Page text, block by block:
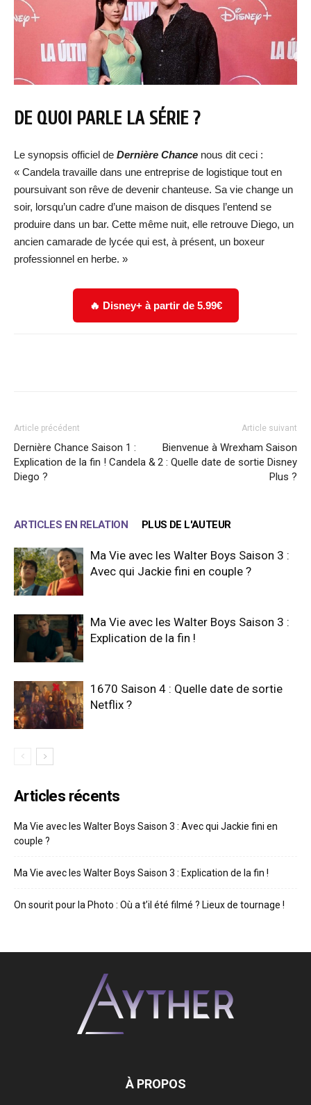
DE QUOI PARLE LA SÉRIE ?
Le synopsis officiel de Dernière Chance nous dit ceci :
« Candela travaille dans une entreprise de logistique tout en
poursuivant son rêve de devenir chanteuse. Sa vie change un
soir, lorsqu’un cadre d’une maison de disques l’entend se
produire dans un bar. Cette même nuit, elle retrouve Diego, un
ancien camarade de lycée qui est, à présent, un boxeur
professionnel en herbe. »
🔥 Disney+ à partir de 5.99€
Article précédent
Dernière Chance Saison 1 :
Explication de la fin ! Candela &
Diego ?
Article suivant
Bienvenue à Wrexham Saison
2 : Quelle date de sortie Disney
Plus ?
ARTICLES EN RELATION PLUS DE L'AUTEUR
Ma Vie avec les Walter Boys Saison 3 :
Avec qui Jackie fini en couple ?
Ma Vie avec les Walter Boys Saison 3 :
Explication de la fin !
1670 Saison 4 : Quelle date de sortie
Netflix ?
Articles récents
Ma Vie avec les Walter Boys Saison 3 : Avec qui Jackie fini en
couple ?
Ma Vie avec les Walter Boys Saison 3 : Explication de la fin !
On sourit pour la Photo : Où a t’il été filmé ? Lieux de tournage !
À PROPOS